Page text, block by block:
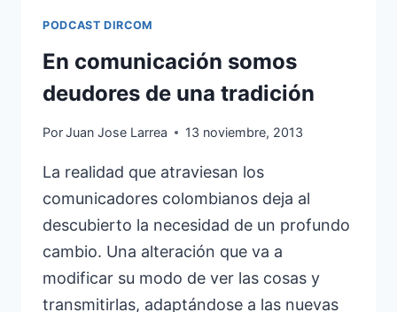
PODCAST DIRCOM
En comunicación somos
deudores de una tradición
PorJuan Jose Larrea 13 noviembre, 2013
La realidad que atraviesan los
comunicadores colombianos deja al
descubierto la necesidad de un profundo
cambio. Una alteración que va a
modificar su modo de ver las cosas y
transmitirlas, adaptándose a las nuevas